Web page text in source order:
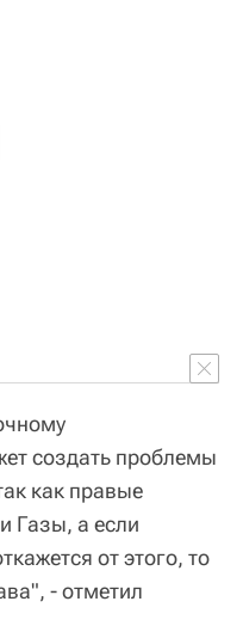
создать проблемы
как правые
Газы, а если
от этого, то
- отметил